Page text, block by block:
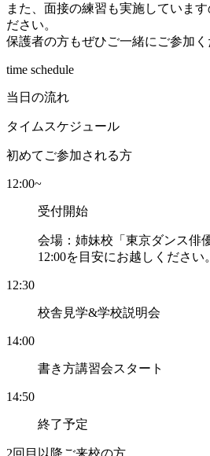
また、面接の練習も実施していま
ださい。
保護者の方もぜひご一緒にご参加く
time schedule
当日の流れ
タイムスケジュール
初めてご参加される方
12:00~
受付開始
会場：姉妹校「東京ダンス俳
12:00を目安にお越しください。
12:30
校舎見学&学校説明会
14:00
書き方講習会スタート
14:50
終了予定
2回目以降ご来校の方